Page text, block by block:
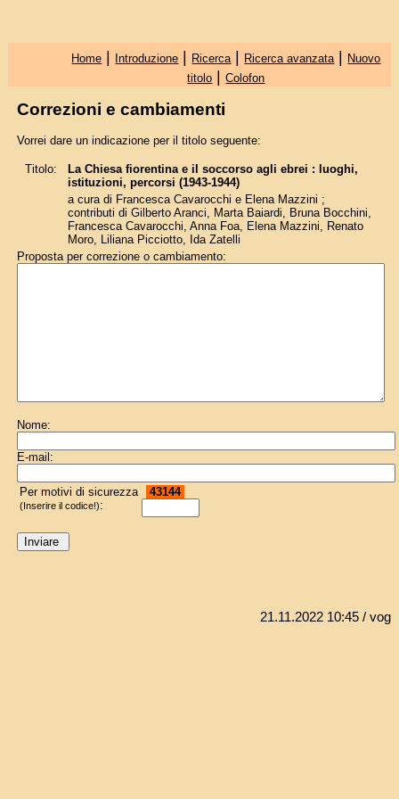
Home | Introduzione | Ricerca | Ricerca avanzata | Nuovo
titolo |Colofon
Correzioni e cambiamenti
Vorrei dare un indicazione per il titolo seguente:
Titolo:
La Chiesa fiorentina e il soccorso agli ebrei : luoghi,
istituzioni, percorsi (1943-1944)
a cura di Francesca Cavarocchi e Elena Mazzini ;
contributi di Gilberto Aranci, Marta Baiardi, Bruna Bocchini,
Francesca Cavarocchi, Anna Foa, Elena Mazzini, Renato
Moro, Liliana Picciotto, Ida Zatelli
Proposta per correzione o cambiamento:
Nome:
E-mail:
Per motivi di sicurezza
(Inserire il codice!):
43144
21.11.2022 10:45 / vog